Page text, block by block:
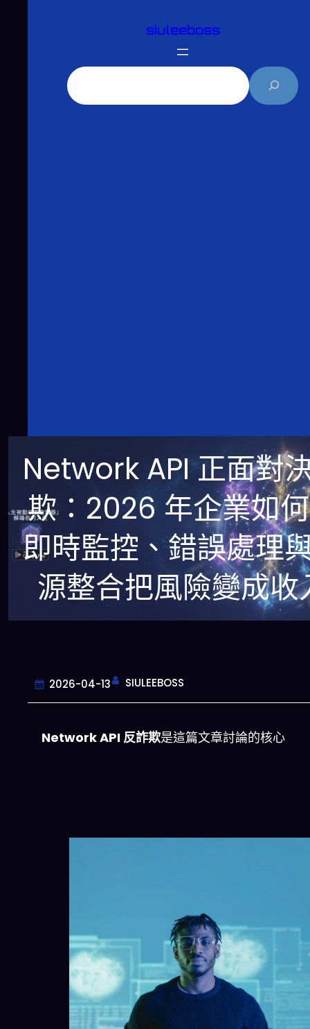
siuleeboss
Network API 正面對
欺：2026 年企業如
即時監控、錯誤處理
源整合把風險變成收
2026-04-13 SIULEEBOSS
Network API 反詐欺是這篇文章討論的核心